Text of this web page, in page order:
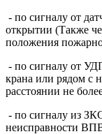
- по сигналу от
открытии (Также
положения
- по сигналу от
крана или рядом с
расстоянии не
- по сигналу из
неисправности